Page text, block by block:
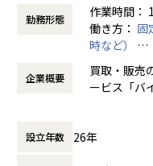
・単なるデータ抽出・整
境の提供と業務効率化に
■募集背景
弊社は、「人を超え、時
す。
現在、今のバイセルの業
勤務形態
作業時間：
働き方： 固
時など）
時間外労
休憩時間：
企業概要
買取・販売
ービス「バ
の必要なも
設立年数 26年